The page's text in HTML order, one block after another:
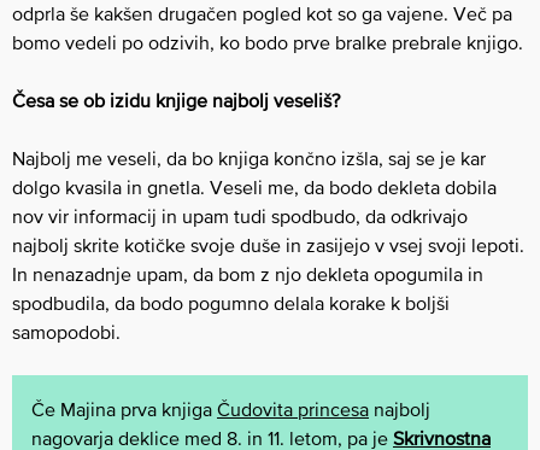
odprla še kakšen drugačen pogled kot so ga vajene. Več pa
bomo vedeli po odzivih, ko bodo prve bralke prebrale knjigo.
Česa se ob izidu knjige najbolj veseliš?
Najbolj me veseli, da bo knjiga končno izšla, saj se je kar
dolgo kvasila in gnetla. Veseli me, da bodo dekleta dobila
nov vir informacij in upam tudi spodbudo, da odkrivajo
najbolj skrite kotičke svoje duše in zasijejo v vsej svoji lepoti.
In nenazadnje upam, da bom z njo dekleta opogumila in
spodbudila, da bodo pogumno delala korake k boljši
samopodobi.
Če Majina prva knjiga Čudovita princesa najbolj
nagovarja deklice med 8. in 11. letom, pa je Skrivnostna